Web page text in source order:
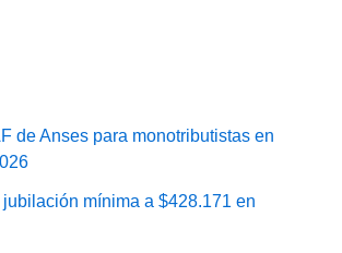
de Anses para monotributistas en
mínima a $428.171 en